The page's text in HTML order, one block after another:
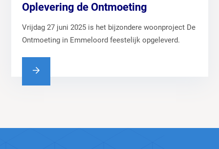
Oplevering de Ontmoeting
Vrijdag 27 juni 2025 is het bijzondere woonproject De
Ontmoeting in Emmeloord feestelijk opgeleverd.